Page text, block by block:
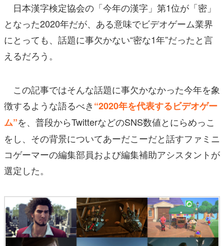
日本漢字検定協会の「今年の漢字」第1位が「密」
となった2020年だが、ある意味でビデオゲーム業界
にとっても、話題に事欠かない“密な1年”だったと言
えるだろう。
この記事ではそんな話題に事欠かなかった今年を象
徴するような語るべき“2020年を代表するビデオゲー
ム”を、普段からTwitterなどのSNS数値とにらめっこ
をし、その背景についてあーだこーだと話すファミニ
コゲーマーの編集部員および編集補助アシスタントが
選定した。